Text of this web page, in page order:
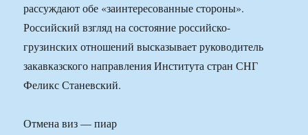
рассуждают обе «заинтересованные стороны».
Российский взгляд на состояние российско-
грузинских отношений высказывает руководитель
закавказского направления Института стран СНГ
Феликс Станевский.
Отмена виз — пиар